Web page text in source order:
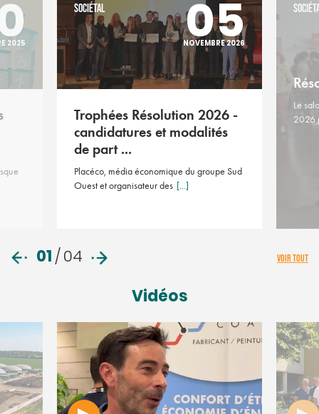
2025
SOCIÉTAL 05
NOVEMBRE 2026
Trophées Résolution 2026 -
candidatures et modalités
de part ...
Placéco, média économique du groupe Sud
Ouest et organisateur des [...]
Le
2026
01/04 VOIR TOUT
Vidéos